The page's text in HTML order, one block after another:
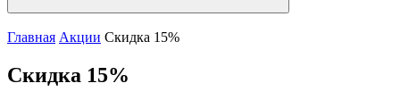
Главная Акции Скидка 15%
Скидка 15%